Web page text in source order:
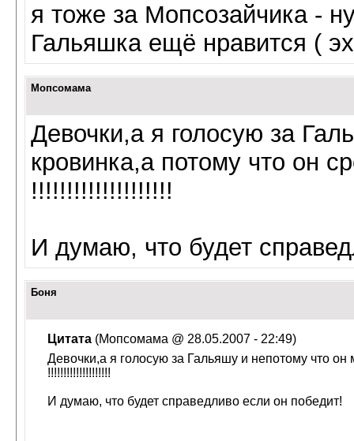
я тоже за Мопсозайчика -
Гальяшка ещё нравится (
Мопсомама
Девочки,а я голосую за
кровинка,а потому что он
!!!!!!!!!!!!!!!!!!!!
И думаю, что будет
Боня
Цитата (Мопсомама @ 28.05.2007 - 22:49)
Девочки,а я голосую за Гальяшу и непотому что
!!!!!!!!!!!!!!!!!!!!
И думаю, что будет справедливо если он победит!